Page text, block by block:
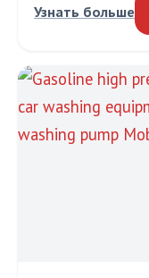
Узнать больше